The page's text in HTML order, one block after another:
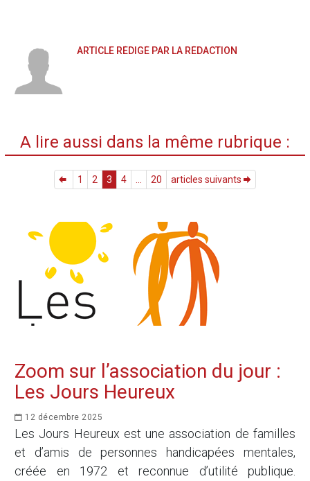
ARTICLE RÉDIGÉ PAR LA RÉDACTION
A lire aussi dans la même rubrique :
1 2 3 4 20 articles suivants
Zoom sur l’association du jour :
Les Jours Heureux
12 décembre 2025
Les Jours Heureux est une association de familles
et d’amis de personnes handicapées mentales,
créée en 1972 et reconnue d’utilité publique.